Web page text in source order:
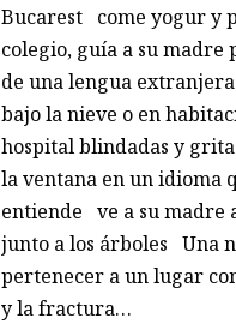
Bucarest come yogur y
colegio, guía a su madre
de una lengua
bajo la nieve o en
hospital blindadas y
la ventana en un idioma
entiende ve a su madre
junto a los árboles Una
pertenecer a un lugar
y la fractura…